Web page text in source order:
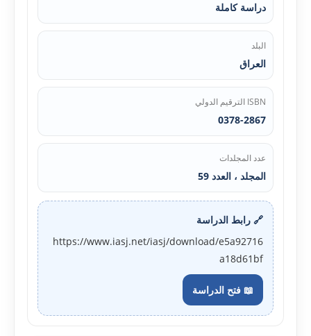
دراسة كاملة
البلد
العراق
ISBN الترقيم الدولي
0378-2867
عدد المجلدات
المجلد ، العدد 59
🔗 رابط الدراسة
https://www.iasj.net/iasj/download/e5a92716
a18d61bf
📖 فتح الدراسة